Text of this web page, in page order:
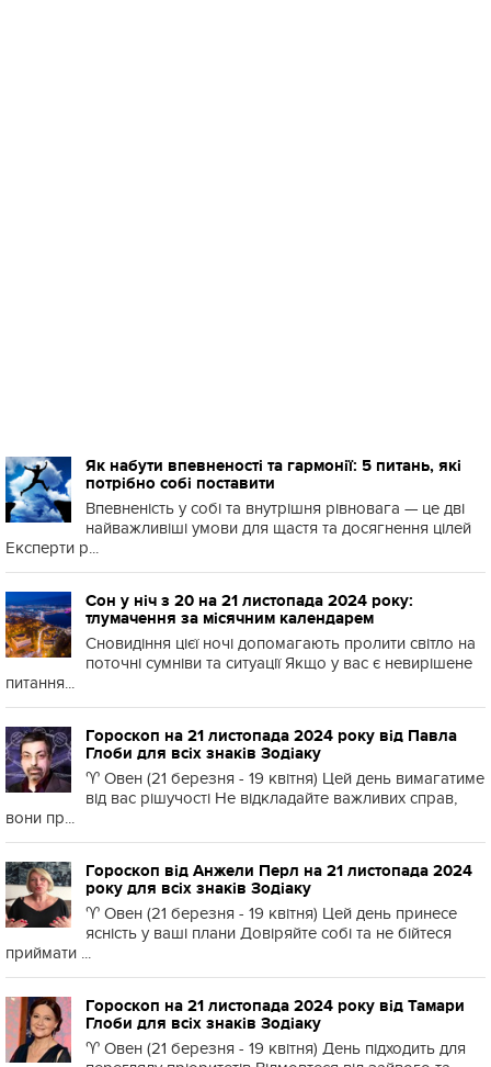
Як набути впевненості та гармонії: 5 питань, які
потрібно собі поставити
Впевненість у собі та внутрішня рівновага — це дві
найважливіші умови для щастя та досягнення цілей
Експерти р...
Сон у ніч з 20 на 21 листопада 2024 року:
тлумачення за місячним календарем
Сновидіння цієї ночі допомагають пролити світло на
поточні сумніви та ситуації Якщо у вас є невирішене
питання...
Гороскоп на 21 листопада 2024 року від Павла
Глоби для всіх знаків Зодіаку
♈️ Овен (21 березня - 19 квітня) Цей день вимагатиме
від вас рішучості Не відкладайте важливих справ,
вони пр...
Гороскоп від Анжели Перл на 21 листопада 2024
року для всіх знаків Зодіаку
♈️ Овен (21 березня - 19 квітня) Цей день принесе
ясність у ваші плани Довіряйте собі та не бійтеся
приймати ...
Гороскоп на 21 листопада 2024 року від Тамари
Глоби для всіх знаків Зодіаку
♈️ Овен (21 березня - 19 квітня) День підходить для